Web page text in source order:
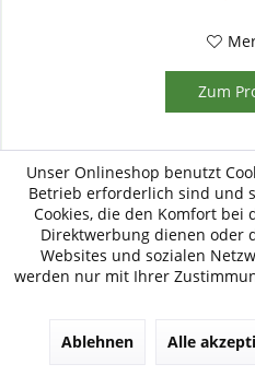
Zum
Unser Onlineshop benutzt
Betrieb erforderlich sind und
Cookies, die den Komfort bei
Direktwerbung dienen oder
Websites und sozialen
werden nur mit Ihrer
Ablehnen Alle